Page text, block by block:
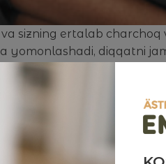
sizning ertalab
yomonlashadi, diqqatni
yordam beradigan
qilish muhim?
va miya kun
muvozanat va